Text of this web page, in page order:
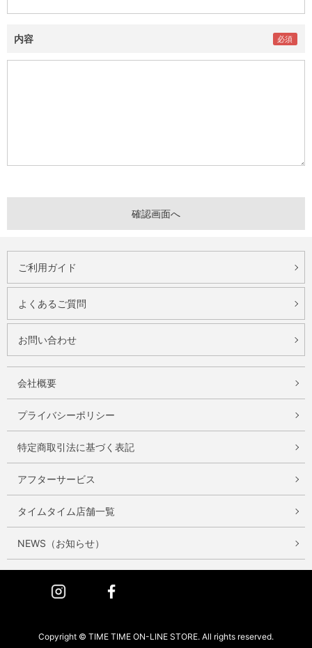
内容
ご利用ガイド
よくあるご質問
お問い合わせ
会社概要
プライバシーポリシー
特定商取引法に基づく表記
アフターサービス
タイムタイム店舗一覧
NEWS（お知らせ）
Instagram
Copyright © TIME TIME ON-LINE STORE. All rights reserved.